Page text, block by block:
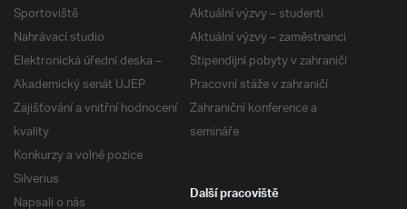
Sportoviště
Nahrávací studio
Elektronická úřední deska –
Akademický senát UJEP
Zajišťování a vnitřní hodnocení
kvality
Konkurzy a volné pozice
Silverius
Napsali o nás
Aktuální výzvy – studenti
Aktuální výzvy – zaměstnanci
Stipendijní pobyty v zahraničí
Pracovní stáže v zahraničí
Zahraniční konference a
semináře
Další pracoviště